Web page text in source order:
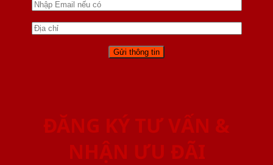
ĐĂNG KÝ TƯ VẤN &
NHẬN ƯU ĐÃI